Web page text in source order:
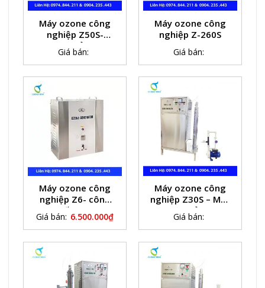
Máy ozone công
nghiệp Z50S-
Ozone khử trùng
nước thải
Giá bán:
Máy ozone công
nghiệp Z-260S
Giá bán:
Máy ozone công
nghiệp Z6- công
suất 6g/h
Giá bán: 6.500.000₫
Máy ozone công
nghiệp Z30S – Máy
ozone khử trùng
nước bể bơi
Giá bán: